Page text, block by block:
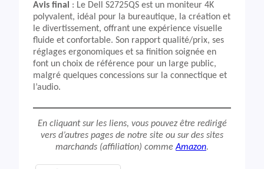
Avis final
: Le Dell S2725QS est un moniteur 4K
polyvalent, idéal pour la bureautique, la création et
le divertissement, offrant une expérience visuelle
fluide et confortable. Son rapport qualité/prix, ses
réglages ergonomiques et sa finition soignée en
font un choix de référence pour un large public,
malgré quelques concessions sur la connectique et
l’audio.
En cliquant sur les liens, vous pouvez être redirigé
vers d’autres pages de notre site ou sur des sites
marchands (affiliation) commeAmazon.